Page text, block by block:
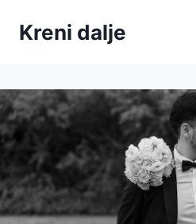
Kreni dalje